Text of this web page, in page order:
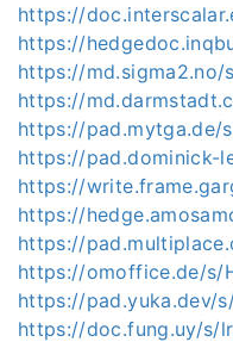
https://
https://
https://md.sigma2.no/
https://
https://pad.mytga.de/
https://pad.dominick-
https://
https://
https://
https://omoffice.de/s/
https://pad.yuka.dev/
https://doc.fung.uy/s/